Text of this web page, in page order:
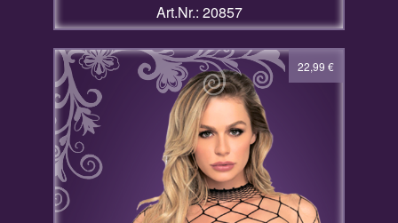
Art.Nr.: 20857
22,99 €